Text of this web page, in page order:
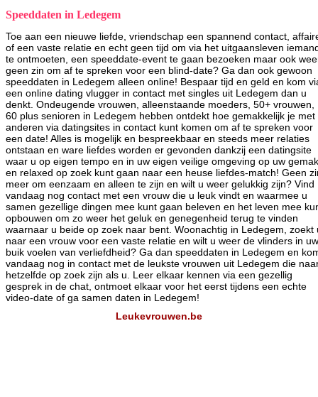
Speeddaten in Ledegem
Toe aan een nieuwe liefde, vriendschap een spannend contact,
of een vaste relatie en echt geen tijd om via het uitgaansleven
te ontmoeten, een speeddate-event te gaan bezoeken maar ook
geen zin om af te spreken voor een blind-date? Ga dan ook gewoon
speeddaten in Ledegem alleen online! Bespaar tijd en geld en kom
een online dating vlugger in contact met singles uit Ledegem dan u
denkt. Ondeugende vrouwen, alleenstaande moeders, 50+ vrouwen,
60 plus senioren in Ledegem hebben ontdekt hoe gemakkelijk je met
anderen via datingsites in contact kunt komen om af te spreken voor
een date! Alles is mogelijk en bespreekbaar en steeds meer relaties
ontstaan en ware liefdes worden er gevonden dankzij een datingsite
waar u op eigen tempo en in uw eigen veilige omgeving op uw gemak
en relaxed op zoek kunt gaan naar een heuse liefdes-match! Geen
meer om eenzaam en alleen te zijn en wilt u weer gelukkig zijn? Vind
vandaag nog contact met een vrouw die u leuk vindt en waarmee u
samen gezellige dingen mee kunt gaan beleven en het leven mee
opbouwen om zo weer het geluk en genegenheid terug te vinden
waarnaar u beide op zoek naar bent. Woonachtig in Ledegem, zoekt
naar een vrouw voor een vaste relatie en wilt u weer de vlinders in uw
buik voelen van verliefdheid? Ga dan speeddaten in Ledegem en
vandaag nog in contact met de leukste vrouwen uit Ledegem die
hetzelfde op zoek zijn als u. Leer elkaar kennen via een gezellig
gesprek in de chat, ontmoet elkaar voor het eerst tijdens een echte
video-date of ga samen daten in Ledegem!
Leukevrouwen.be